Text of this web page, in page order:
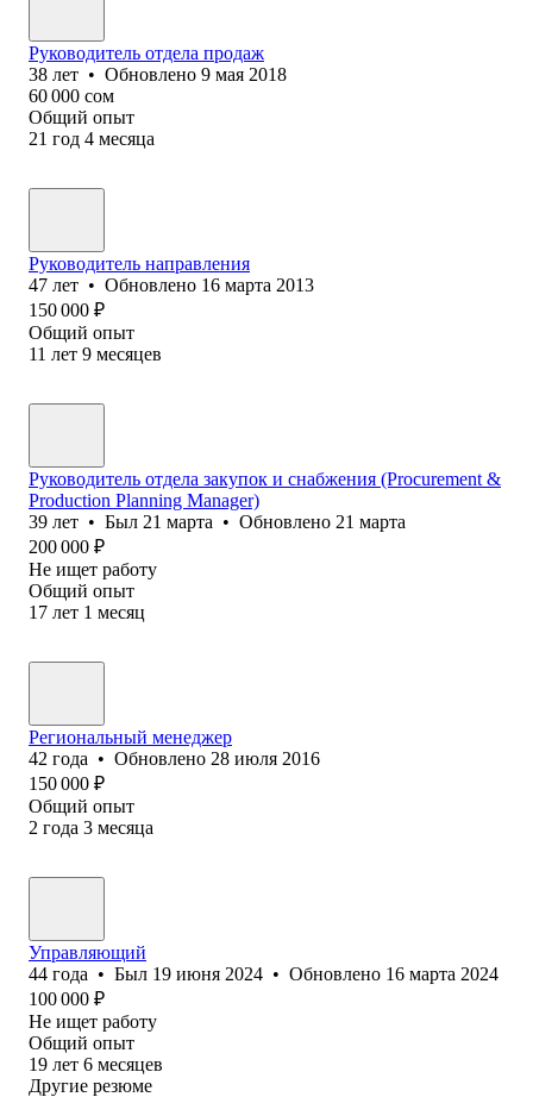
Руководитель отдела продаж
38 лет • Обновлено 9 мая 2018
60 000 сом
Общий опыт
21 год 4 месяца
Руководитель направления
47 лет • Обновлено 16 марта 2013
150 000 ₽
Общий опыт
11 лет 9 месяцев
Руководитель отдела закупок и снабжения (Procurement &
Production Planning Manager)
39 лет • Был 21 марта • Обновлено 21 марта
200 000 ₽
Не ищет работу
Общий опыт
17 лет 1 месяц
Региональный менеджер
42 года • Обновлено 28 июля 2016
150 000 ₽
Общий опыт
2 года 3 месяца
Управляющий
44 года • Был 19 июня 2024 • Обновлено 16 марта 2024
100 000 ₽
Не ищет работу
Общий опыт
19 лет 6 месяцев
Другие резюме